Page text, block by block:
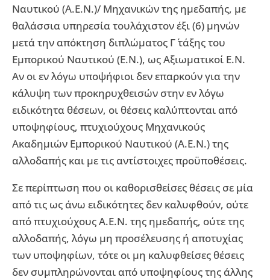
Ναυτικού (Α.Ε.Ν.)/ Μηχανικών της ημεδαπής, με
θαλάσσια υπηρεσία τουλάχιστον έξι (6) μηνών
μετά την απόκτηση διπλώματος Γ΄ τάξης του
Εμπορικού Ναυτικού (Ε.Ν.), ως Αξιωματικοί Ε.Ν.
Αν οι εν λόγω υποψήφιοι δεν επαρκούν για την
κάλυψη των προκηρυχθεισών στην εν λόγω
ειδικότητα θέσεων, οι θέσεις καλύπτονται από
υποψηφίους, πτυχιούχους Μηχανικούς
Ακαδημιών Εμπορικού Ναυτικού (Α.Ε.Ν.) της
αλλοδαπής και με τις αντίστοιχες προϋποθέσεις.
Σε περίπτωση που οι καθορισθείσες θέσεις σε μία
από τις ως άνω ειδικότητες δεν καλυφθούν, ούτε
από πτυχιούχους Α.Ε.Ν. της ημεδαπής, ούτε της
αλλοδαπής, λόγω μη προσέλευσης ή αποτυχίας
των υποψηφίων, τότε οι μη καλυφθείσες θέσεις
δεν συμπληρώνονται από υποψηφίους της άλλης